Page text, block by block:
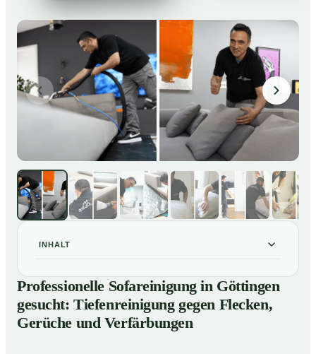
INHALT
01 Professionelle Sofareinigung in Göttingen gesucht:
Tiefenreinigung gegen Flecken, Gerüche und
Verfärbungen
02So wird Ihr Sofa in Göttingen wieder wie neu
Professionelle Sofareinigung in Göttingen
gesucht: Tiefenreinigung gegen Flecken,
Gerüche und Verfärbungen